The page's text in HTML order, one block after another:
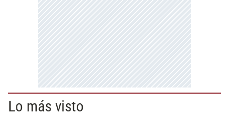
Lo más visto